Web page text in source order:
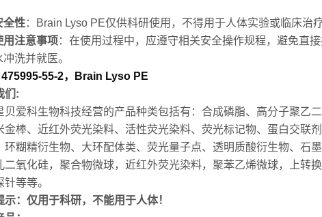
全性：Brain Lyso PE仅供科研使用，不得用于人体实验或临床治疗
用注意事项 ：在使用过程中，应遵守相关安全操作规程，避免直
冲洗并就医。
55-2，Brain Lyso PE
们:
贝爱科生物科技经营的产品种类包括有：合成磷脂、高分子聚乙
金棒、近红外荧光染料、活性荧光染料、荧光标记物、蛋白交联
环糊精衍生物、大环配体类、荧光量子点、透明质酸衍生物、石
二氧化硅，聚合物微球，近红外荧光染料，聚苯乙烯微球，上转
等等。
示：仅用于科研，不能用于人体！